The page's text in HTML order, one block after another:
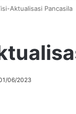
Aktualisasi Pancasila
06/2023